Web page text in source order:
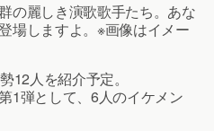
の麗しき演歌歌手たち。あな
場しますよ。※画像はイメー
12人を紹介予定。
1弾として、6人のイケメン